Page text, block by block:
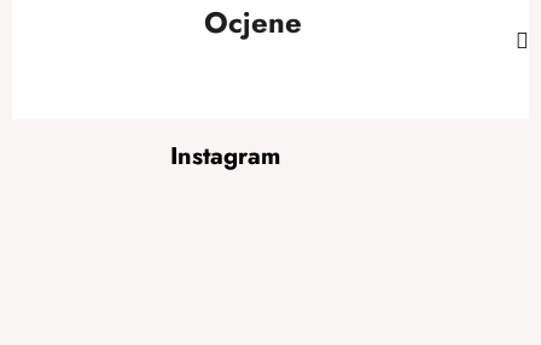
Ocjene
Instagram